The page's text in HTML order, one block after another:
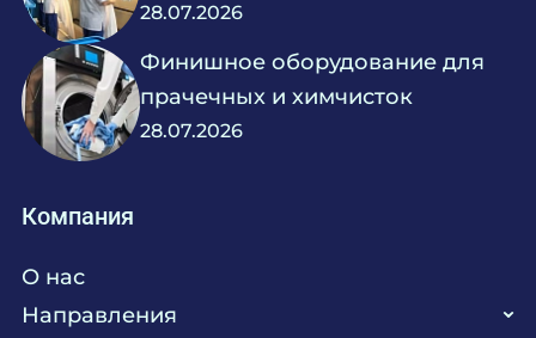
28.07.2026
Финишное оборудование для
прачечных и химчисток
28.07.2026
Компания
О нас
Направления